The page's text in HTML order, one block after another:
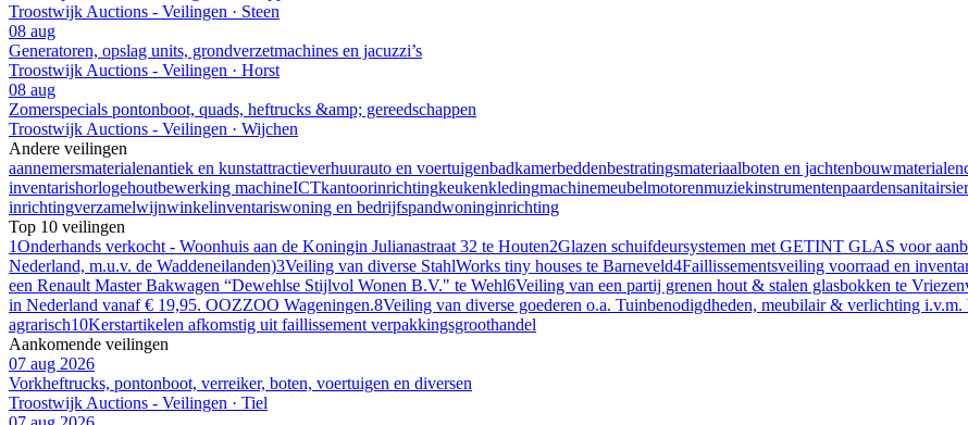
Troostwijk Auctions - Veilingen · Steen
08 aug
Generatoren, opslag units, grondverzetmachines en jacuzzi’s
Troostwijk Auctions - Veilingen · Horst
08 aug
Zomerspecials pontonboot, quads, heftrucks &amp; gereedschappen
Troostwijk Auctions - Veilingen · Wijchen
Andere veilingen
aannemersmaterialenantiek en kunstattractieverhuurauto en voertuigenbadkamerbeddenbestratingsmateriaalboten en jachtenbouwmaterialen
inventarishorlogehoutbewerking machineICTkantoorinrichtingkeukenkledingmachinemeubelmotorenmuziekinstrumentenpaardensanitair
inrichtingverzamelwijnwinkelinventariswoning en bedrijfspandwoninginrichting
Top 10 veilingen
1Onderhands verkocht - Woonhuis aan de Koningin Julianastraat 32 te Houten2Glazen schuifdeursystemen met GETINT GLAS voor
Nederland, m.u.v. de Waddeneilanden)3Veiling van diverse StahlWorks tiny houses te Barneveld4Faillissementsveiling voorraad en
een Renault Master Bakwagen “Dewehlse Stijlvol Wonen B.V." te Wehl6Veiling van een partij grenen hout & stalen glasbokken te
in Nederland vanaf € 19,95. OOZZOO Wageningen.8Veiling van diverse goederen o.a. Tuinbenodigdheden, meubilair & verlichting
agrarisch10Kerstartikelen afkomstig uit faillissement verpakkingsgroothandel
Aankomende veilingen
07 aug 2026
Vorkheftrucks, pontonboot, verreiker, boten, voertuigen en diversen
Troostwijk Auctions - Veilingen · Tiel